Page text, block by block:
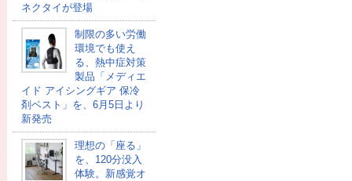
ネクタイが登場
制限の多い労働
環境でも使え
る、熱中症対策
製品「メディエ
イド アイシングギア 保冷
剤ベスト」を、6月5日より
新発売
理想の「座る」
を、120分没入
体験。新感覚オ